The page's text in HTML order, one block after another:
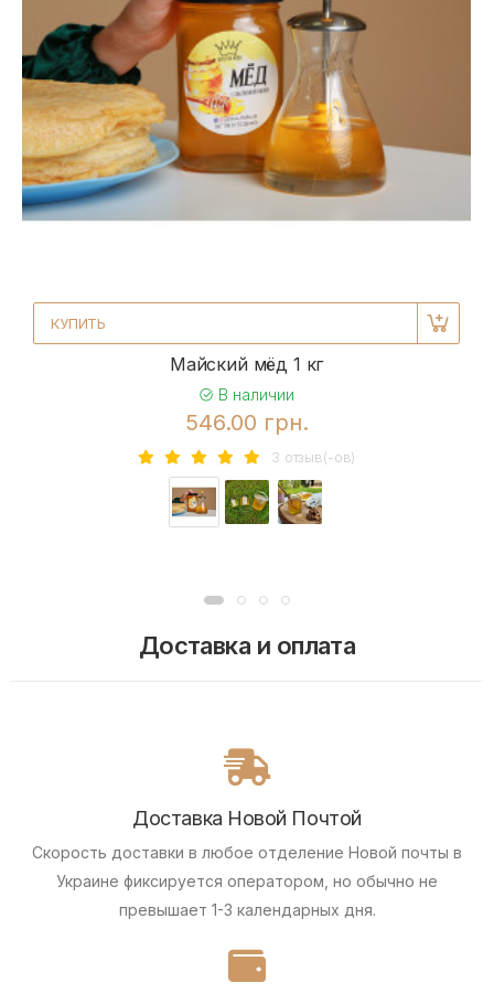
КУПИТЬ
Майский мёд 1 кг
В наличии
546.00 грн.
3 отзыв(-ов)
Доставка и оплата
Доставка Новой Почтой
Скорость доставки в любое отделение Новой почты в
Украине фиксируется оператором, но обычно не
превышает 1-3 календарных дня.